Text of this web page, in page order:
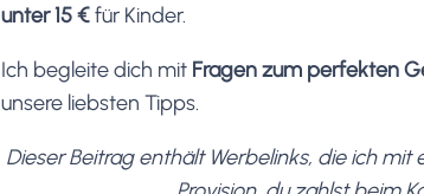
unter 15 €für Kinder.
Ich begleite dich mit Fragen zum perfekten
unsere liebsten Tipps.
Dieser Beitrag enthält Werbelinks, die ich